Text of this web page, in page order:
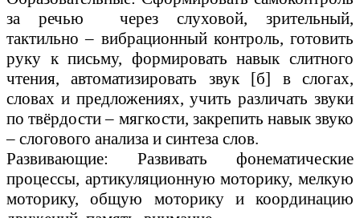
за речью через слуховой, зрительный,
тактильно – вибрационный контроль, готовить
руку к письму, формировать навык слитного
чтения, автоматизировать звук [б] в слогах,
словах и предложениях, учить различать звуки
по твёрдости – мягкости, закрепить навык звуко
– слогового анализа и синтеза слов.
Развивающие: Развивать фонематические
процессы, артикуляционную моторику, мелкую
моторику, общую моторику и координацию